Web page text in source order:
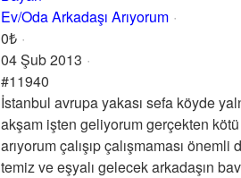
Ev/Oda Arkadaşı Arıyorum
0₺
04 Şub 2013
#11940
İstanbul avrupa yakası sefa köyde
akşam işten geliyorum gerçekten
arıyorum çalışıp çalışmaması
temiz ve eşyalı gelecek arkadaşın